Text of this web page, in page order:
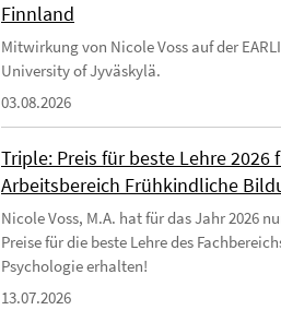
Finnland
Mitwirkung von Nicole Voss auf der
University of Jyväskylä.
03.08.2026
Triple: Preis für beste Lehre 2026
Arbeitsbereich Frühkindliche
Nicole Voss, M.A. hat für das Jahr 2026
Preise für die beste Lehre des
Psychologie erhalten!
13.07.2026